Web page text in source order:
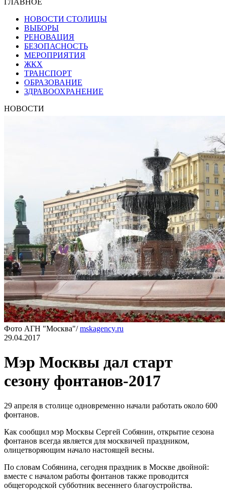
ГЛАВНОЕ
НОВОСТИ СТОЛИЦЫ
ВЫБОРЫ
РЕНОВАЦИЯ
БЕЗОПАСНОСТЬ
МЕРОПРИЯТИЯ
ЖКХ
ТРАНСПОРТ
ОБРАЗОВАНИЕ
ЗДРАВООХРАНЕНИЕ
НОВОСТИ
Фото АГН "Москва"/mskagency.ru
29.04.2017
Мэр Москвы дал старт
сезону фонтанов-2017
29 апреля в столице одновременно начали работать около 600
фонтанов.
Как сообщил мэр Москвы Сергей Собянин, открытие сезона
фонтанов всегда является для москвичей праздником,
олицетворяющим начало настоящей весны.
По словам Собянина, сегодня праздник в Москве двойной:
вместе с началом работы фонтанов также проводится
общегородской субботник весеннего благоустройства.